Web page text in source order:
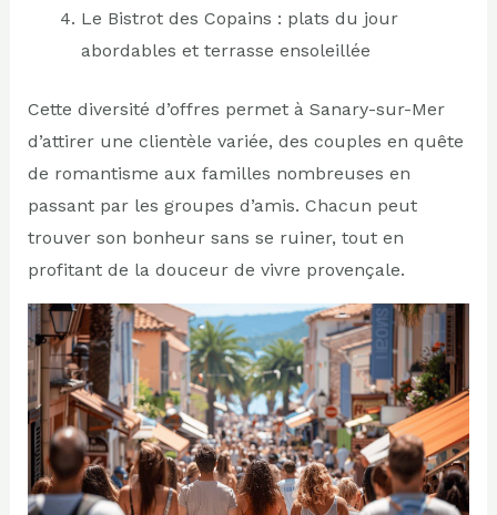
Le Bistrot des Copains : plats du jour
abordables et terrasse ensoleillée
Cette diversité d’offres permet à Sanary-sur-Mer
d’attirer une clientèle variée, des couples en quête
de romantisme aux familles nombreuses en
passant par les groupes d’amis. Chacun peut
trouver son bonheur sans se ruiner, tout en
profitant de la douceur de vivre provençale.